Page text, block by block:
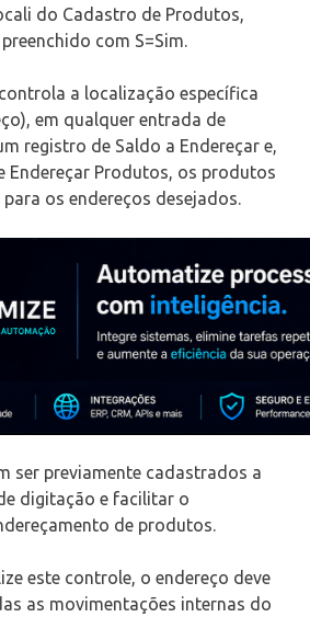
do Cadastro de Produtos,
com S=Sim.
a localização específica
em qualquer entrada de
registro de Saldo a Endereçar e,
Endereçar Produtos, os produtos
os endereços desejados.
ser previamente cadastrados a
digitação e facilitar o
de produtos.
este controle, o endereço deve
as movimentações internas do